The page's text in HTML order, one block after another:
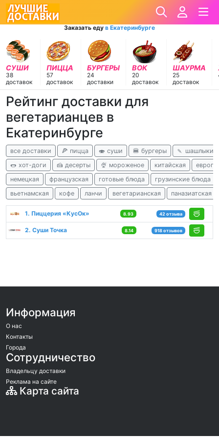
Заказать еду в Екатеринбурге
СУШИ
38
доставок
ПИЦЦА
57
доставок
БУРГЕРЫ
24
доставки
ВОК
20
доставок
ШАУРМА
25
доставок
Рейтинг доставки для
вегетарианцев в
Екатеринбурге
все доставки 🍕 пицца 🍣 суши 🍔 бургеры
🍡 шашлыки
🌭 хот-доги
🍰 десерты 🍨 мороженое китайская
немецкая
французская готовые блюда
грузинские блюда
вьетнамская
кофе ланчи вегетарианская паназиатская
1. Пиццерия «КусОк» 8.93 42 отзыва
2. Суши Точка 8.14 918 отзывов
Информация
О нас
Контакты
Города
Сотрудничество
Владельцу доставки
Реклама на сайте
Карта сайта